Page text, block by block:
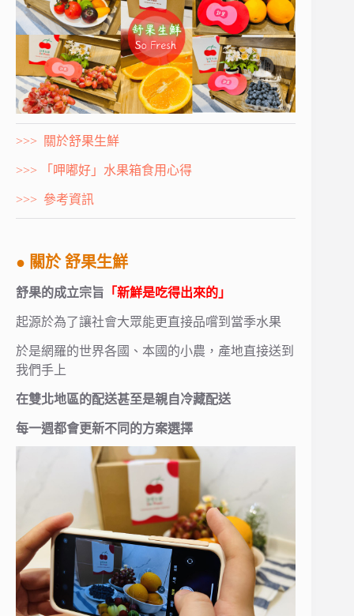
>>> 關於舒果生鮮
>>> 「呷嘟好」水果箱食用心得
>>> 參考資訊
● 關於 舒果生鮮
舒果的成立宗旨 「新鮮是吃得出來的」
起源於為了讓社會大眾能更直接品嚐到當季水果
於是網羅的世界各國、本國的小農，產地直接送到
我們手上
在雙北地區的配送甚至是親自冷藏配送
每一週都會更新不同的方案選擇